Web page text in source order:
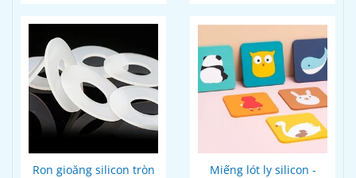
Ron gioăng silicon tròn
Miếng lót ly silicon -